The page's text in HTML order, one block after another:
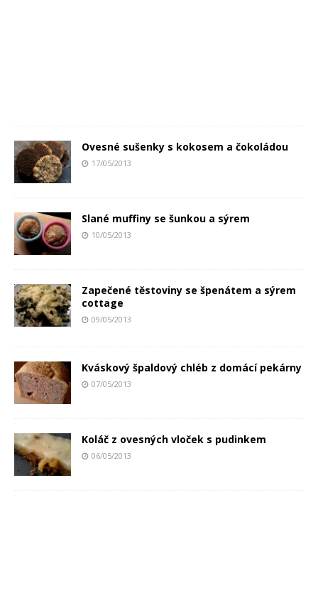
Ovesné sušenky s kokosem a čokoládou
17/05/2013
Slané muffiny se šunkou a sýrem
10/05/2013
Zapečené těstoviny se špenátem a sýrem
cottage
09/05/2013
Kváskový špaldový chléb z domácí pekárny
07/05/2013
Koláč z ovesných vloček s pudinkem
06/05/2013